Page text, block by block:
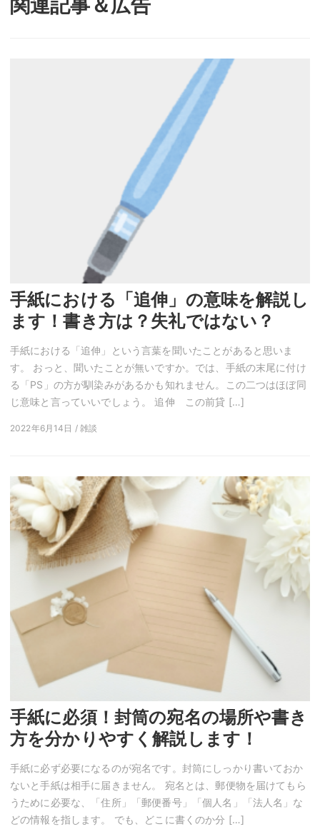
手紙における「追伸」の意味を解説し
ます！書き方は？失礼ではない？
手紙における「追伸」という言葉を聞いたことがあると思いま
す。 おっと、聞いたことが無いですか。では、手紙の末尾に付け
る「PS」の方が馴染みがあるかも知れません。この二つはほぼ同
じ意味と言っていいでしょう。 追伸 この前貸 […]
2022年6月14日 / 雑談
手紙に必須！封筒の宛名の場所や書き
方を分かりやすく解説します！
手紙に必ず必要になるのが宛名です。封筒にしっかり書いておか
ないと手紙は相手に届きません。 宛名とは、郵便物を届けてもら
うために必要な、「住所」「郵便番号」「個人名」「法人名」な
どの情報を指します。 でも、どこに書くのか分 […]